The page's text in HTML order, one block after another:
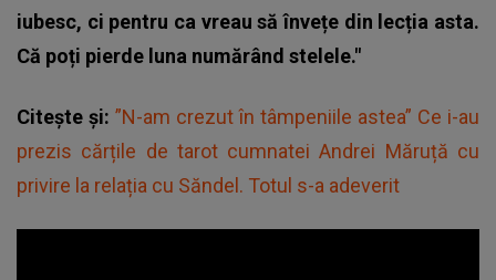
iubesc, ci pentru ca vreau să învețe din lecția asta.
Că poți pierde luna numărând stelele."
Citește și: ”N-am crezut în tâmpeniile astea” Ce i-au
prezis cărțile de tarot cumnatei Andrei Măruță cu
privire la relația cu Săndel. Totul s-a adeverit